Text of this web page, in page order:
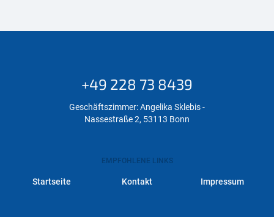
+49 228 73 8439
Geschäftszimmer: Angelika Sklebis -
Nassestraße 2, 53113 Bonn
EMPFOHLENE LINKS
Startseite Kontakt Impressum